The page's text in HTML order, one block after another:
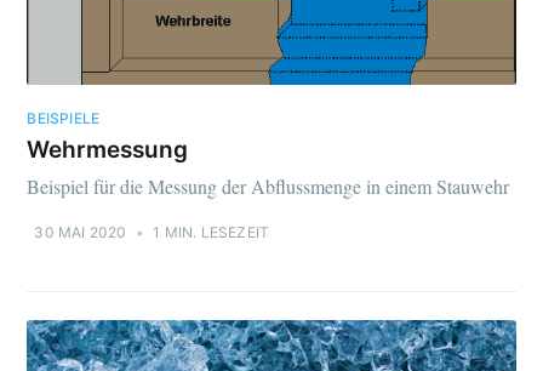
BEISPIELE
Wehrmessung
Beispiel für die Messung der Abflussmenge in einem Stauwehr
30 MAI 2020 • 1 MIN. LESEZEIT